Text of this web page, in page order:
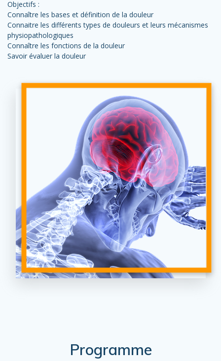
Objectifs :
Connaître les bases et définition de la douleur
Connaitre les différents types de douleurs et leurs mécanismes
physiopathologiques
Connaître les fonctions de la douleur
Savoir évaluer la douleur
Programme